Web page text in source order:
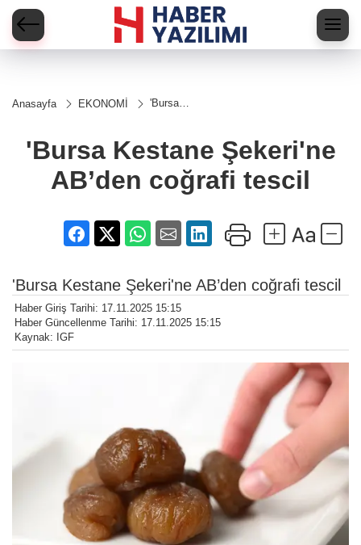
Anasayfa EKONOMİ
'Bursa
AB’den
coğrafi
'Bursa Kestane Şekeri'ne
AB’den coğrafi tescil
'Bursa Kestane Şekeri'ne AB’den coğrafi tescil
Haber Giriş Tarihi: 17.11.2025 15:15
Haber Güncellenme Tarihi: 17.11.2025 15:15
Kaynak: IGF